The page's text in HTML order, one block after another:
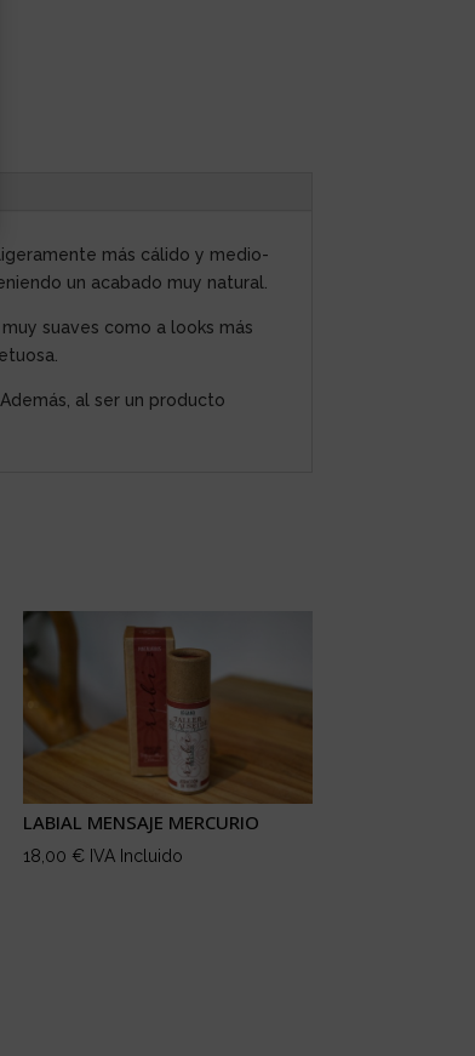
más cálido y medio-
un acabado muy natural.
suaves como a looks más
al ser un producto
LABIAL MENSAJE MERCURIO
18,00 € IVA Incluido